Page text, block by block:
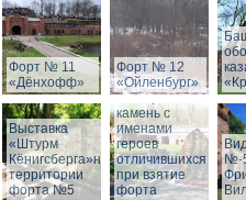
Форт № 11
«Дёнхофф»
Форт № 12
«Ойленбург»
Выставка
«Штурм
Кёнигсберга»на
территории
форта №5
Мемориальный
камень с
именами
героев
отличившихся
при взятие
форта
№-